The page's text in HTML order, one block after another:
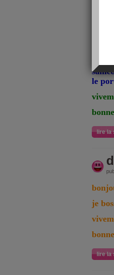
ce
trop
le
lire la
je
lire la